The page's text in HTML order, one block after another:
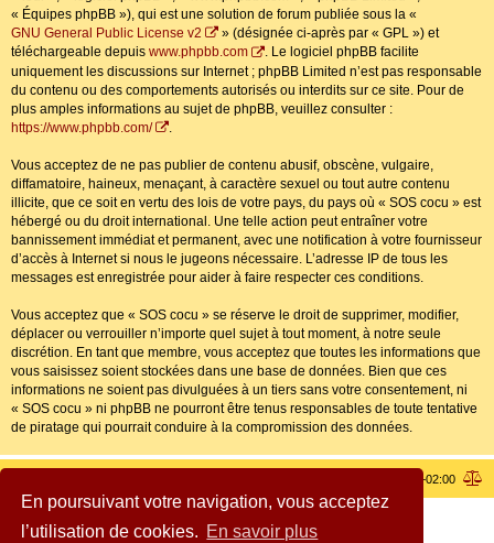
En poursuivant votre navigation, vous acceptez
l’utilisation de cookies. En savoir plus
« Équipes phpBB »), qui est une solution de forum publiée sous la «
GNU General Public License v2
» (désignée ci-après par « GPL ») et
téléchargeable depuis www.phpbb.com
. Le logiciel phpBB facilite
uniquement les discussions sur Internet ; phpBB Limited n’est pas responsable
du contenu ou des comportements autorisés ou interdits sur ce site. Pour de
plus amples informations au sujet de phpBB, veuillez consulter :
https://www.phpbb.com/
Vous acceptez de ne pas publier de contenu abusif, obscène, vulgaire,
diffamatoire, haineux, menaçant, à caractère sexuel ou tout autre contenu
illicite, que ce soit en vertu des lois de votre pays, du pays où « SOS cocu » est
hébergé ou du droit international. Une telle action peut entraîner votre
bannissement immédiat et permanent, avec une notification à votre fournisseur
d’accès à Internet si nous le jugeons nécessaire. L’adresse IP de tous les
messages est enregistrée pour aider à faire respecter ces conditions.
Vous acceptez que « SOS cocu » se réserve le droit de supprimer, modifier,
déplacer ou verrouiller n’importe quel sujet à tout moment, à notre seule
discrétion. En tant que membre, vous acceptez que toutes les informations que
vous saisissez soient stockées dans une base de données. Bien que ces
informations ne soient pas divulguées à un tiers sans votre consentement, ni
« SOS cocu » ni phpBB ne pourront être tenus responsables de toute tentative
de piratage qui pourrait conduire à la compromission des données.
UTC+02:00
Copyright © 2005 - 2026 SOS cocu All rights reserved.